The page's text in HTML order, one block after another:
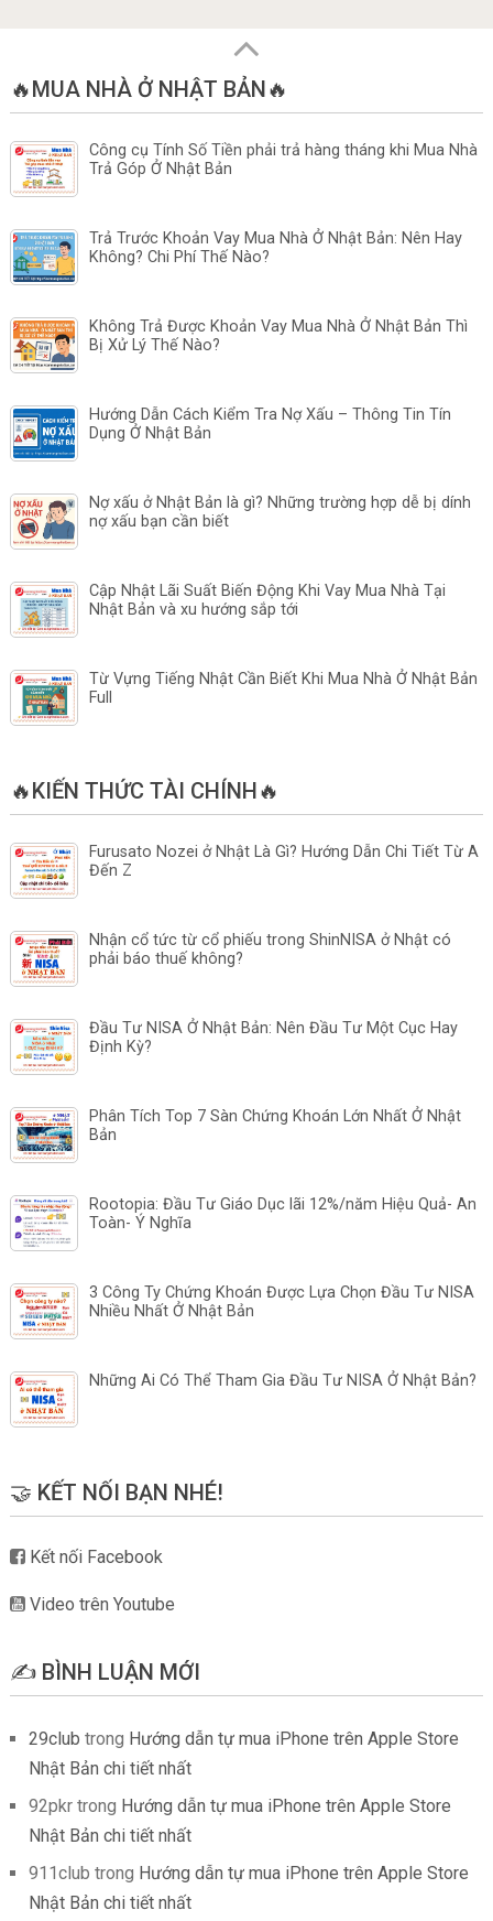
🔥MUA NHÀ Ở NHẬT BẢN🔥
Công cụ Tính Số Tiền phải trả hàng tháng khi Mua Nhà
Trả Góp Ở Nhật Bản
Trả Trước Khoản Vay Mua Nhà Ở Nhật Bản: Nên Hay
Không? Chi Phí Thế Nào?
Không Trả Được Khoản Vay Mua Nhà Ở Nhật Bản Thì
Bị Xử Lý Thế Nào?
Hướng Dẫn Cách Kiểm Tra Nợ Xấu – Thông Tin Tín
Dụng Ở Nhật Bản
Nợ xấu ở Nhật Bản là gì? Những trường hợp dễ bị dính
nợ xấu bạn cần biết
Cập Nhật Lãi Suất Biến Động Khi Vay Mua Nhà Tại
Nhật Bản và xu hướng sắp tới
Từ Vựng Tiếng Nhật Cần Biết Khi Mua Nhà Ở Nhật Bản
Full
🔥KIẾN THỨC TÀI CHÍNH🔥
Furusato Nozei ở Nhật Là Gì? Hướng Dẫn Chi Tiết Từ A
Đến Z
Nhận cổ tức từ cổ phiếu trong ShinNISA ở Nhật có
phải báo thuế không?
Đầu Tư NISA Ở Nhật Bản: Nên Đầu Tư Một Cục Hay
Định Kỳ?
Phân Tích Top 7 Sàn Chứng Khoán Lớn Nhất Ở Nhật
Bản
Rootopia: Đầu Tư Giáo Dục lãi 12%/năm Hiệu Quả- An
Toàn- Ý Nghĩa
3 Công Ty Chứng Khoán Được Lựa Chọn Đầu Tư NISA
Nhiều Nhất Ở Nhật Bản
Những Ai Có Thể Tham Gia Đầu Tư NISA Ở Nhật Bản?
🤝 KẾT NỐI BẠN NHÉ!
Kết nối Facebook
Video trên Youtube
✍️ BÌNH LUẬN MỚI
29club trong Hướng dẫn tự mua iPhone trên Apple Store
Nhật Bản chi tiết nhất
92pkrtrong Hướng dẫn tự mua iPhone trên Apple Store
Nhật Bản chi tiết nhất
911club trong Hướng dẫn tự mua iPhone trên Apple Store
Nhật Bản chi tiết nhất